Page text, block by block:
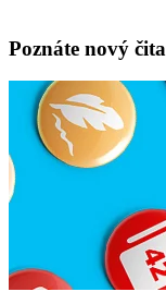
Poznáte nový